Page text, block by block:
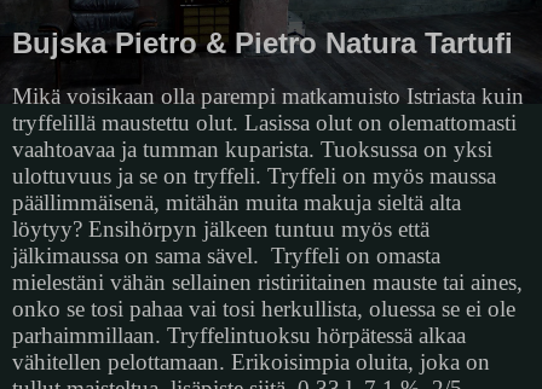
Bujska Pietro & Pietro Natura Tartufi
Mikä voisikaan olla parempi matkamuisto Istriasta kuin
tryffelillä maustettu olut. Lasissa olut on olemattomasti
vaahtoavaa ja tumman kuparista. Tuoksussa on yksi
ulottuvuus ja se on tryffeli. Tryffeli on myös maussa
päällimmäisenä, mitähän muita makuja sieltä alta
löytyy? Ensihörpyn jälkeen tuntuu myös että
jälkimaussa on sama sävel. Tryffeli on omasta
mielestäni vähän sellainen ristiriitainen mauste tai aines,
onko se tosi pahaa vai tosi herkullista, oluessa se ei ole
parhaimmillaan. Tryffelintuoksu hörpätessä alkaa
vähitellen pelottamaan. Erikoisimpia oluita, joka on